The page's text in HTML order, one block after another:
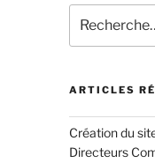
ARTICLES
Création du
Directeurs